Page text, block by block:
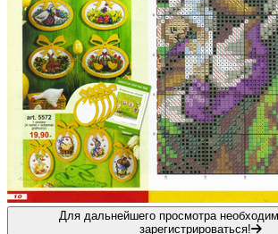
Для дальнейшего просмотра необходимо войти или
зарегистрироваться!